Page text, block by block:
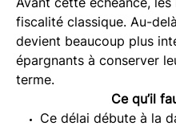
fiscalité classique. Au-
devient beaucoup plus
épargnants à conserver
terme.
Ce qu’il
Ce délai débute à la